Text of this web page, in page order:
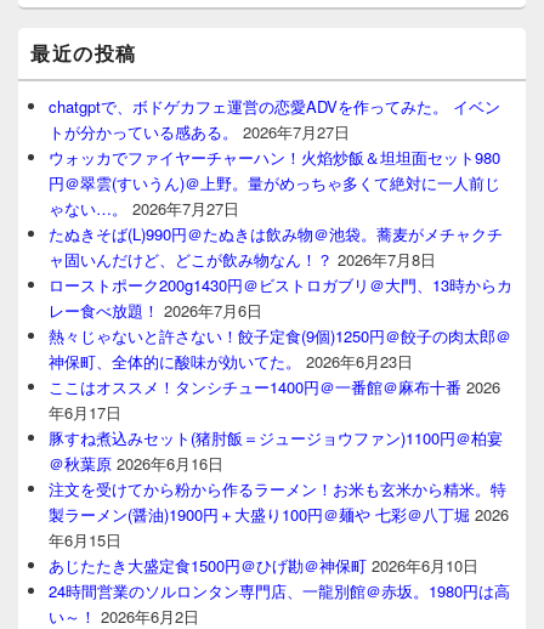
最近の投稿
chatgptで、ボドゲカフェ運営の恋愛ADVを作ってみた。 イベン
トが分かっている感ある。
2026年7月27日
ウォッカでファイヤーチャーハン！火焰炒飯＆坦坦面セット980
円＠翠雲(すいうん)＠上野。量がめっちゃ多くて絶対に一人前じ
ゃない…。
2026年7月27日
たぬきそば(L)990円＠たぬきは飲み物＠池袋。蕎麦がメチャクチ
ャ固いんだけど、どこが飲み物なん！？ 2026年7月8日
ローストポーク200g1430円＠ビストロガブリ＠大門、13時からカ
レー食べ放題！ 2026年7月6日
熱々じゃないと許さない！餃子定食(9個)1250円＠餃子の肉太郎＠
神保町、全体的に酸味が効いてた。
2026年6月23日
ここはオススメ！タンシチュー1400円＠一番館＠麻布十番 2026
年6月17日
豚すね煮込みセット(猪肘飯＝ジュージョウファン)1100円＠柏宴
＠秋葉原 2026年6月16日
注文を受けてから粉から作るラーメン！お米も玄米から精米。特
製ラーメン(醤油)1900円＋大盛り100円＠麺や 七彩＠八丁堀 2026
年6月15日
あじたたき大盛定食1500円＠ひげ勘＠神保町 2026年6月10日
24時間営業のソルロンタン専門店、一龍別館＠赤坂。1980円は高
い～！ 2026年6月2日